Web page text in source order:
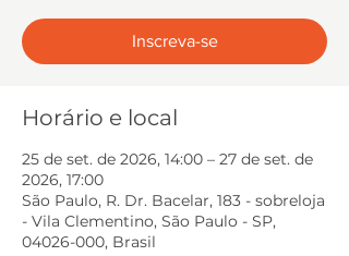
Inscreva-se
Horário e local
25 de set. de 2026, 14:00 – 27 de set. de
2026, 17:00
São Paulo, R. Dr. Bacelar, 183 - sobreloja
- Vila Clementino, São Paulo - SP,
04026-000, Brasil